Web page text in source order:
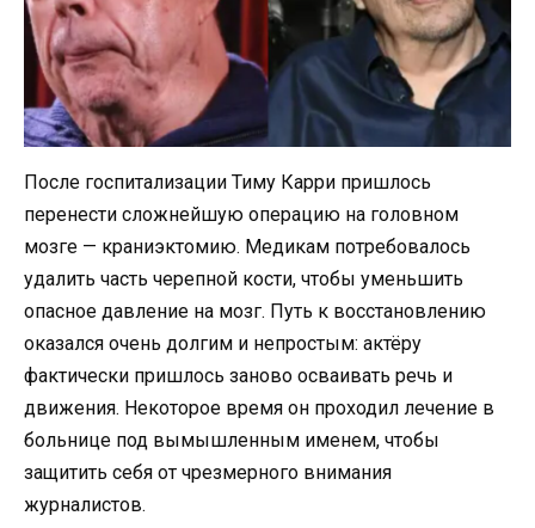
После госпитализации Тиму Карри пришлось
перенести сложнейшую операцию на головном
мозге — краниэктомию. Медикам потребовалось
удалить часть черепной кости, чтобы уменьшить
опасное давление на мозг. Путь к восстановлению
оказался очень долгим и непростым: актёру
фактически пришлось заново осваивать речь и
движения. Некоторое время он проходил лечение в
больнице под вымышленным именем, чтобы
защитить себя от чрезмерного внимания
журналистов.